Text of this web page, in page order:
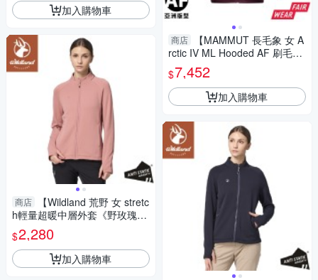
加入購物車
商店
【Wildland 荒野 女 stretc
h輕量超暖中層外套《野玫瑰
粉》】0B32609/機能外套/保暖
外套
$2,280
加入購物車
商店
【MAMMUT 長毛象 女 A
rctic IV ML Hooded AF 刷毛連
帽外套《葡萄酒紅》】1014-05
760/保暖
$7,452
加入購物車